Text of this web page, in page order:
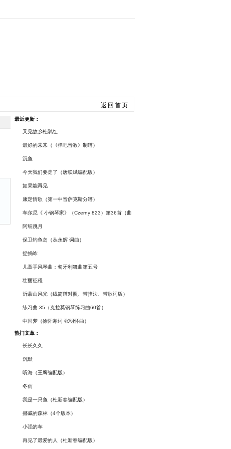
返回首页
最近更新：
又见故乡杜鹃红
最好的未来（《弹吧音教》制谱）
沉鱼
今天我们要走了（唐联斌编配版）
如果能再见
康定情歌（第一中音萨克斯分谱）
车尔尼《 小钢琴家》（Czerny 823）第36首（曲
谱及练习提示）
阿细跳月
保卫钓鱼岛（丛永辉 词曲）
捉蚂蚱
儿童手风琴曲：匈牙利舞曲第五号
壮丽征程
沂蒙山风光（线简谱对照、带指法、带歌词版）
练习曲 35（克拉莫钢琴练习曲60首）
中国梦（徐阡寒词 张明怀曲）
热门文章：
长长久久
沉默
听海（王鹰编配版）
冬雨
我是一只鱼（杜新春编配版）
挪威的森林（4个版本）
小强的车
再见了最爱的人（杜新春编配版）